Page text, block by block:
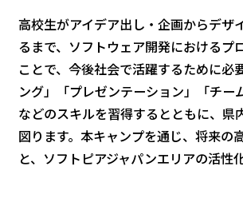
高校生がアイデア出し・企画からデザ
るまで、ソフトウェア開発におけるプ
ことで、今後社会で活躍するために必
ング」「プレゼンテーション」「チー
などのスキルを習得するとともに、県
図ります。本キャンプを通じ、将来の
と、ソフトピアジャパンエリアの活性